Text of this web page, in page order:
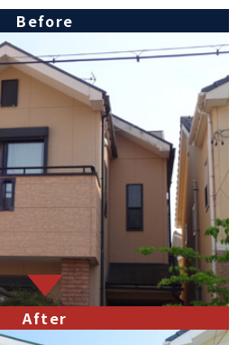
Before
After